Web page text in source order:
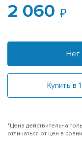
2 060
Нет
Купить в
*Цена действительна
отличаться от цен в